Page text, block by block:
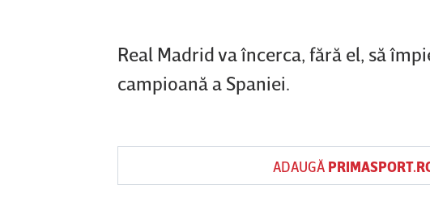
Real Madrid va încerca, fără el, să
campioană a Spaniei.
ADAUGĂ